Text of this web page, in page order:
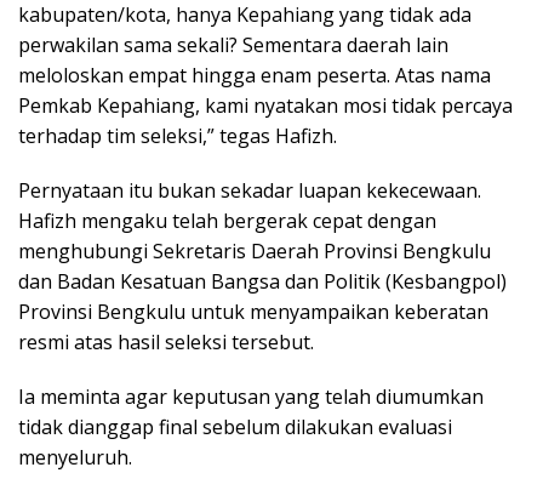
kabupaten/kota, hanya Kepahiang yang tidak ada
perwakilan sama sekali? Sementara daerah lain
meloloskan empat hingga enam peserta. Atas nama
Pemkab Kepahiang, kami nyatakan mosi tidak percaya
terhadap tim seleksi,” tegas Hafizh.
Pernyataan itu bukan sekadar luapan kekecewaan.
Hafizh mengaku telah bergerak cepat dengan
menghubungi Sekretaris Daerah Provinsi Bengkulu
dan Badan Kesatuan Bangsa dan Politik (Kesbangpol)
Provinsi Bengkulu untuk menyampaikan keberatan
resmi atas hasil seleksi tersebut.
Ia meminta agar keputusan yang telah diumumkan
tidak dianggap final sebelum dilakukan evaluasi
menyeluruh.